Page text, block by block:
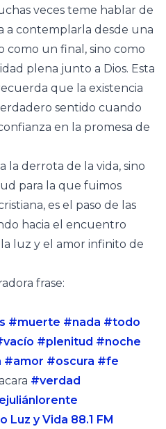
veces teme hablar de
a contemplarla desde una
como un final, sino como
plena junto a Dios. Esta
que la existencia
sentido cuando
en la promesa de
la derrota de la vida, sino
para la que fuimos
es el paso de las
hacia el encuentro
luz y el amor infinito de
frase:
#muerte #nada #todo
#plenitud #noche
#amor #oscura #fe
#verdad
Luz y Vida 88.1 FM